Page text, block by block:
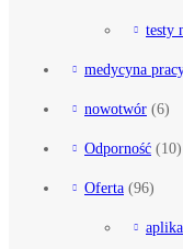
testy
medycyna
nowotwór (6)
Odporność (10)
Oferta (96)